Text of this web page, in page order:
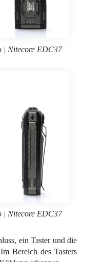
| Nitecore EDC37
| Nitecore EDC37
ein Taster und die
Bereich des Tasters